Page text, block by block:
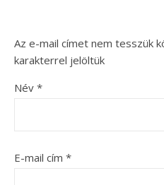
Az e-mail címet nem tesszük
karakterrel jelöltük
Név *
E-mail cím *